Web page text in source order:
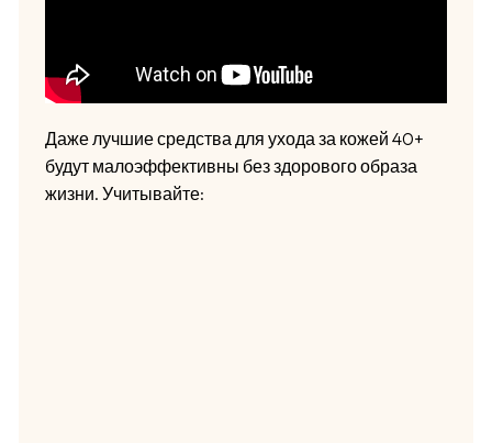
Даже лучшие средства для ухода за кожей 40+
будут малоэффективны без здорового образа
жизни. Учитывайте: